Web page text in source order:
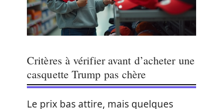
Critères à vérifier avant d’acheter une
casquette Trump pas chère
Le prix bas attire, mais quelques